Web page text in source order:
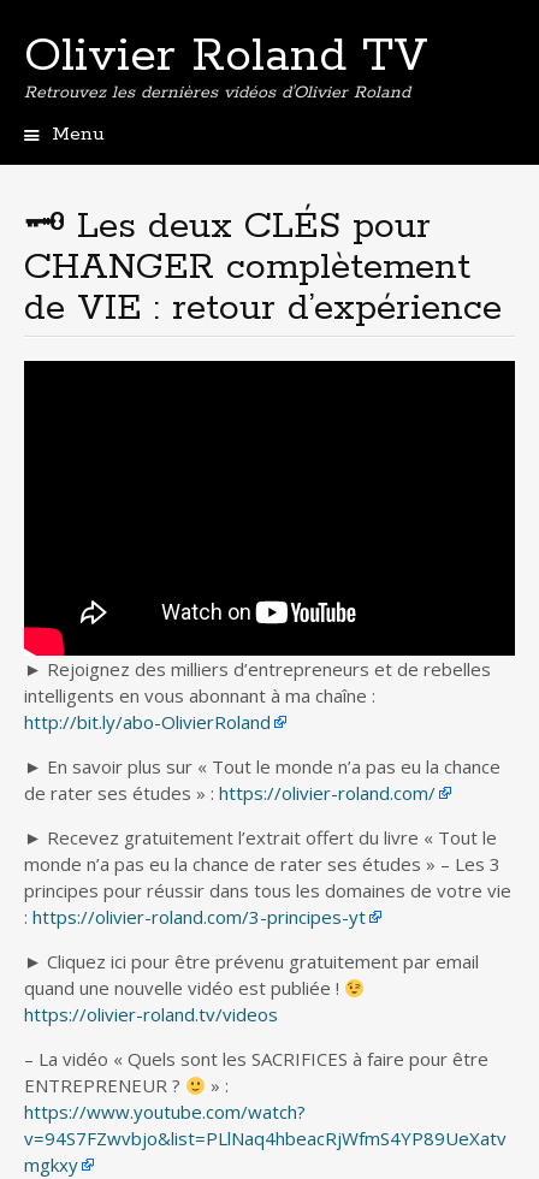
Olivier Roland TV
Retrouvez les dernières vidéos d'Olivier Roland
Menu
contenu
principal
🗝 Les deux CLÉS pour
CHANGER complètement
de VIE : retour d’expérience
► Rejoignez des milliers d’entrepreneurs et de rebelles
intelligents en vous abonnant à ma chaîne :
http://bit.ly/abo-OlivierRoland
► En savoir plus sur « Tout le monde n’a pas eu la chance
de rater ses études » : https://olivier-roland.com/
► Recevez gratuitement l’extrait offert du livre « Tout le
monde n’a pas eu la chance de rater ses études » – Les 3
principes pour réussir dans tous les domaines de votre vie
: https://olivier-roland.com/3-principes-yt
► Cliquez ici pour être prévenu gratuitement par email
quand une nouvelle vidéo est publiée !
https://olivier-roland.tv/videos
– La vidéo « Quels sont les SACRIFICES à faire pour être
ENTREPRENEUR ?
» :
https://www.youtube.com/watch?
v=94S7FZwvbjo&list=PLlNaq4hbeacRjWfmS4YP89UeXatv
mgkxy